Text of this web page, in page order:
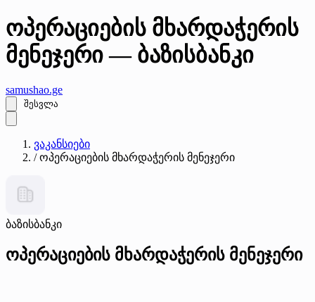
ოპერაციების მხარდაჭერის
მენეჯერი — ბაზისბანკი
samushao.ge
შესვლა
ვაკანსიები
/ ოპერაციების მხარდაჭერის მენეჯერი
ბაზისბანკი
ოპერაციების მხარდაჭერის მენეჯერი